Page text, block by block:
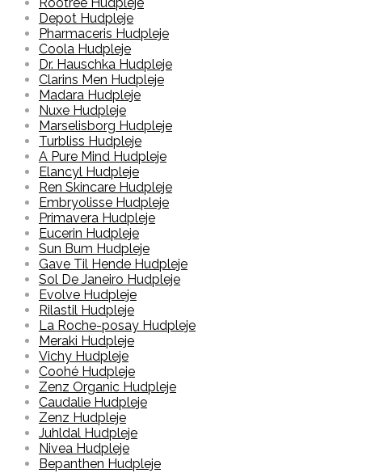
Depot Hudpleje
Pharmaceris Hudpleje
Coola Hudpleje
Dr. Hauschka Hudpleje
Clarins Men Hudpleje
Madara Hudpleje
Nuxe Hudpleje
Marselisborg Hudpleje
Turbliss Hudpleje
A Pure Mind Hudpleje
Elancyl Hudpleje
Ren Skincare Hudpleje
Embryolisse Hudpleje
Primavera Hudpleje
Eucerin Hudpleje
Sun Bum Hudpleje
Gave Til Hende Hudpleje
Sol De Janeiro Hudpleje
Evolve Hudpleje
Rilastil Hudpleje
La Roche-posay Hudpleje
Meraki Hudpleje
Vichy Hudpleje
Coohé Hudpleje
Zenz Organic Hudpleje
Caudalie Hudpleje
Zenz Hudpleje
Juhldal Hudpleje
Nivea Hudpleje
Bepanthen Hudpleje